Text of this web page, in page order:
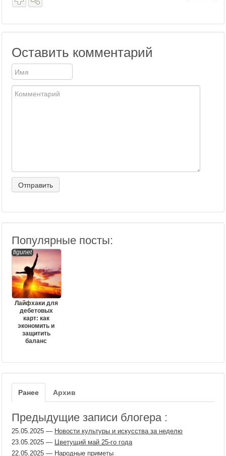
Оставить комментарий
Популярные посты:
figunet
Лайфхаки для
дебетовых
карт: как
экономить и
защитить
баланс
Ранее Архив
Предыдущие записи блогера :
25.05.2025 — Новости культуры и искусства за неделю
23.05.2025 —
Цветущий май 25-го года
22.05.2025 — Народные приметы